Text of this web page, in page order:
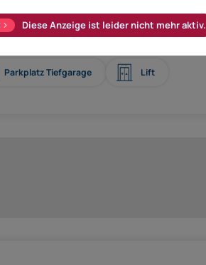
Parkplatz Tiefgarage Lift
Diese Anzeige ist leider nicht mehr aktiv.